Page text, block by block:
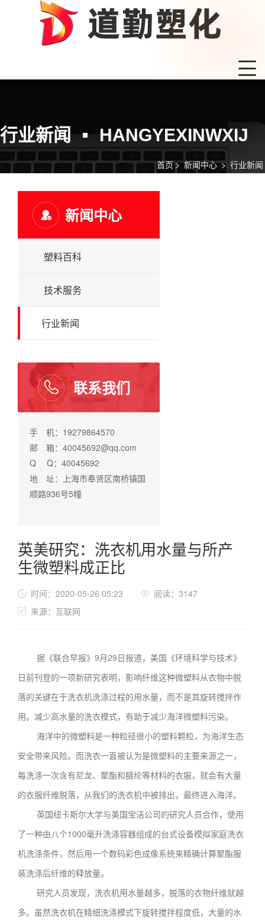
行业新闻 HANGYEXINWXIJ
首页 >新闻中心> 行业新闻
新闻中心
塑料百科
技术服务
行业新闻
联系我们
手 机：19279864570
邮 箱：40045692@qq.com
Q Q：40045692
地 址：上海市奉贤区南桥镇国
顺路936号5幢
英美研究：洗衣机用水量与所产
生微塑料成正比
时间：2020-05-26 05:23
阅读：3147
来源：互联网
据《联合早报》9月29日报道，美国《环境科学与技术》
日前刊登的一项新研究表明，影响纤维这种微塑料从衣物中脱
落的关键在于洗衣机洗涤过程的用水量，而不是其旋转搅拌作
用。减少高水量的洗衣模式，有助于减少海洋微塑料污染。
海洋中的微塑料是一种粒径很小的塑料颗粒，为海洋生态
安全带来风险。而洗衣一直被认为是微塑料的主要来源之一，
每洗涤一次含有尼龙、聚酯和腈纶等材料的衣服，就会有大量
的衣服纤维脱落，从我们的洗衣机中被排出，最终进入海洋。
英国纽卡斯尔大学与美国宝洁公司的研究人员合作，使用
了一种由八个1000毫升洗涤容器组成的台式设备模拟家庭洗衣
机洗涤条件，然后用一个数码彩色成像系统来精确计算聚酯服
装洗涤后纤维的释放量。
研究人员发现，洗衣机用水量越多，脱落的衣物纤维就越
多。虽然洗衣机在精细洗涤模式下旋转搅拌程度低，大量的水